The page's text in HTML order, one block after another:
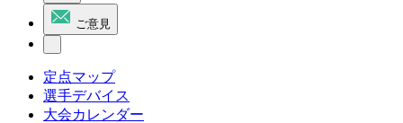
ご意見
定点マップ
選手デバイス
大会カレンダー